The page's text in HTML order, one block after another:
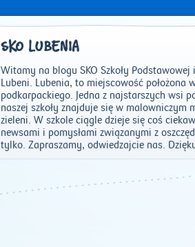
SKO LUBENIA
Witamy na blogu SKO Szkoły
Lubeni. Lubenia, to miejscowość położona
podkarpackiego. Jedna z najstarszych wsi
naszej szkoły znajduje się w malowniczym
zieleni. W szkole ciągle dzieje się coś
newsami i pomysłami związanymi z
tylko. Zapraszamy, odwiedzajcie nas.
2011| 2012|